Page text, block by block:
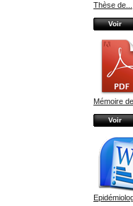
Thèse de...
Voir
Mémoire
Voir